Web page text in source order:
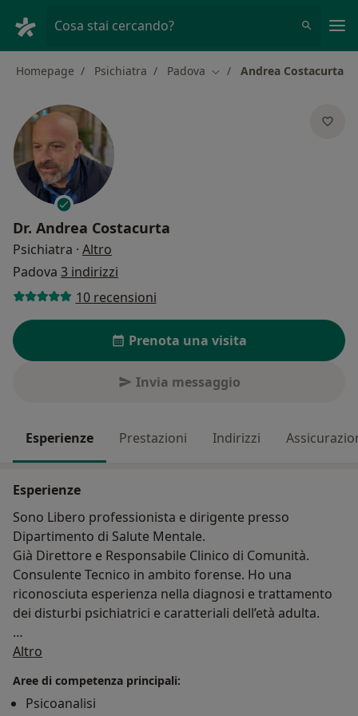
Cosa stai cercando?
Homepage Psichiatra Padova Cambia città
Andrea Costacurta
Dr. Andrea Costacurta
Psichiatra · Altro
Padova 3 indirizzi
10 recensioni
Prenota una visita
Invia messaggio
Esperienze Prestazioni Indirizzi
Esperienze
Sono Libero professionista e dirigente presso
Dipartimento di Salute Mentale.
Già Direttore e Responsabile Clinico di Comunità.
Consulente Tecnico in ambito forense. Ho una
riconosciuta esperienza nella diagnosi e trattamento
dei disturbi psichiatrici e caratteriali dell’età adulta.
Mi occupo di Diagnosi e cura, psicologica, medica e
– depressione nell’adolescente, nell’adulto e
nell’anziano;
Altro
Aree di competenza principali:
Psicoanalisi